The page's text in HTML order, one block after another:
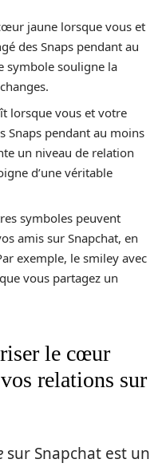
jaune lorsque vous et
des Snaps pendant au
symbole souligne la
lorsque vous et votre
Snaps pendant au moins
un niveau de relation
d’une véritable
symboles peuvent
amis sur Snapchat, en
exemple, le smiley avec
vous partagez un
le cœur
relations sur
sur Snapchat est un